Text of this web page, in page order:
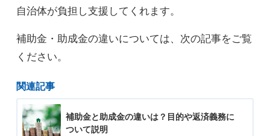
自治体が負担し支援してくれます。
補助金・助成金の違いについては、次の記事をご覧
ください。
関連記事
補助金と助成金の違いは？目的や返済義務に
ついて説明